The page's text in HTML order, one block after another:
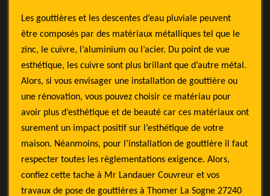
Les gouttières et les descentes d’eau pluviale peuvent
être composés par des matériaux métalliques tel que le
zinc, le cuivre, l’aluminium ou l’acier. Du point de vue
esthétique, les cuivre sont plus brillant que d’autre métal.
Alors, si vous envisager une installation de gouttière ou
une rénovation, vous pouvez choisir ce matériau pour
avoir plus d’esthétique et de beauté car ces matériaux ont
surement un impact positif sur l’esthétique de votre
maison. Néanmoins, pour l’installation de gouttière il faut
respecter toutes les règlementations exigence. Alors,
confiez cette tache à Mr Landauer Couvreur et vos
travaux de pose de gouttières à Thomer La Sogne 27240